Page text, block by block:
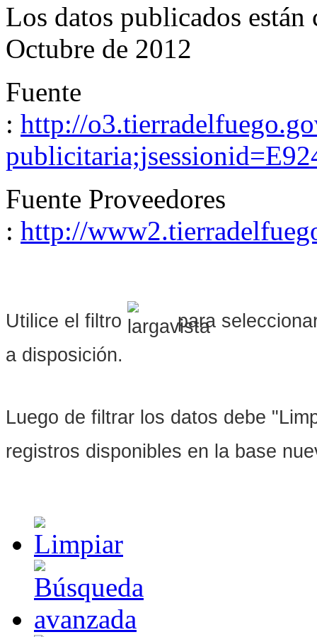
Los datos publicados
Octubre de 2012
Fuente
: http://
Fuente Proveedores
: http://
Utilice el filtro
para
a disposición.
Luego de filtrar los datos debe
registros disponibles en la base